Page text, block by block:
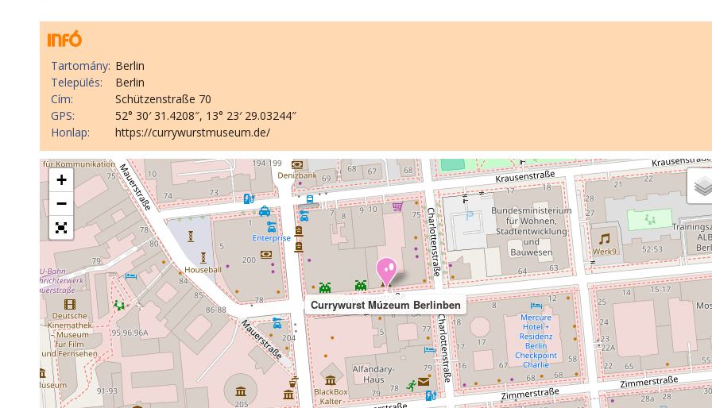
Tartomány: Berlin
Település:
Berlin
Cím:
Schützenstraße 70
GPS:
52° 30′ 31.4208″, 13° 23′ 29.03244″
Honlap:
https://currywurstmuseum.de/
Currywurst Múzeum Berlinben
+
−